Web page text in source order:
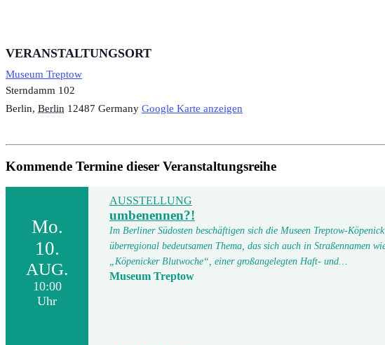
VERANSTALTUNGSORT
Museum Treptow
Sterndamm 102
Berlin, Berlin 12487 Germany Google Karte anzeigen
Kommende Termine dieser Veranstaltungsreihe
Mo.
10.
AUG.
10:00
Uhr
AUSSTELLUNG
umbenennen?!
Im Berliner Südosten beschäftigen sich die Museen Treptow-
überregional bedeutsamen Thema, das sich auch in Straßennamen
„Köpenicker Blutwoche“, einer großangelegten Haft- und…
Museum Treptow